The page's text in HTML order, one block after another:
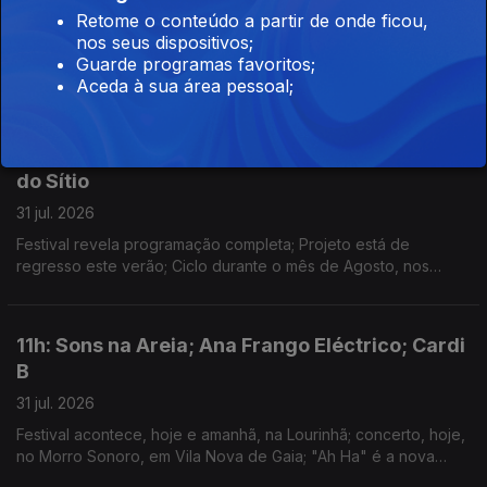
03 ago. 2026
Anunciadas 8 novas confirmações; começa hoje o festival na
Aldeia de Valezim; Spider Man faz 927 milhões de dólares no
primeiro fim-de-semana e a Odisseia conta já com 911 milhões
do Sítio
31 jul. 2026
Festival revela programação completa; Projeto está de
regresso este verão; Ciclo durante o mês de Agosto, nos
11h: Sons na Areia; Ana Frango Eléctrico; Cardi
B
31 jul. 2026
Festival acontece, hoje e amanhã, na Lourinhã; concerto, hoje,
no Morro Sonoro, em Vila Nova de Gaia; "Ah Ha" é a nova
Retome o conteúdo a partir de onde ficou,
nos seus dispositivos;
Guarde programas favoritos;
Aceda à sua área pessoal;